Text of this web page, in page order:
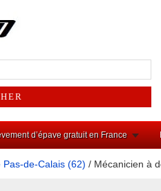
d’épave gratuit en France
de-Calais (62) / Mécanicien à